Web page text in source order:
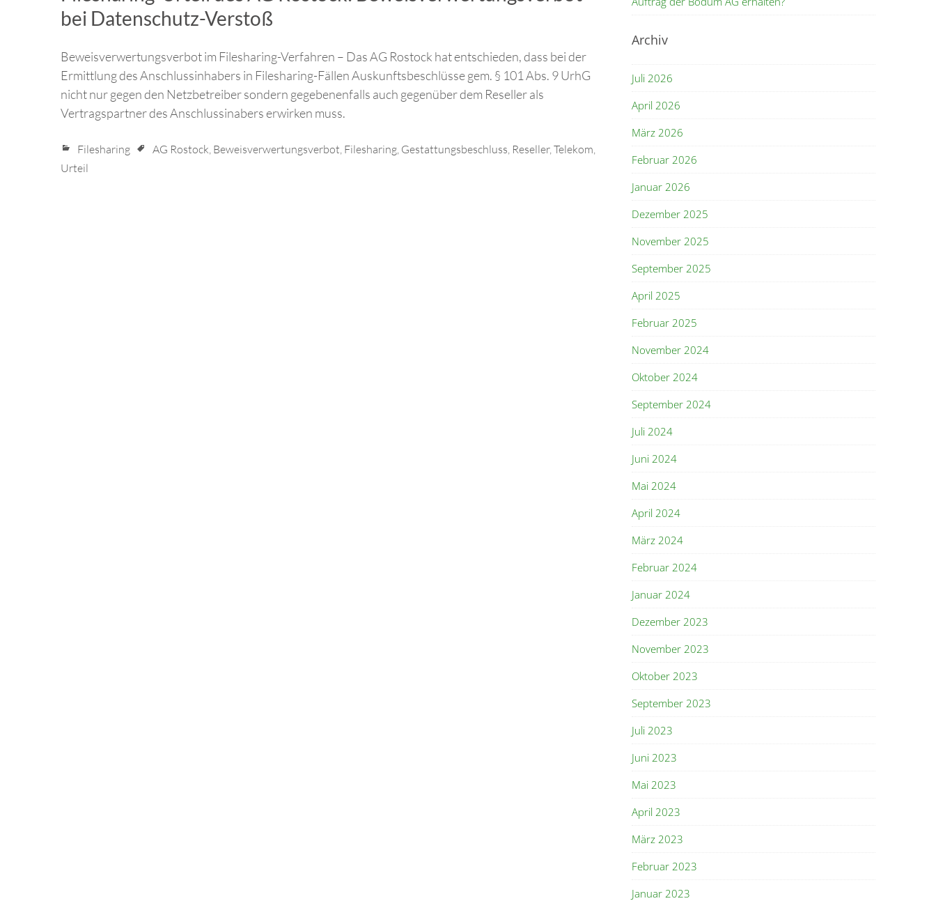
bei Datenschutz-Verstoß
Beweisverwertungsverbot im Filesharing-Verfahren – Das AG Rostock hat entschieden, dass bei der
Ermittlung des Anschlussinhabers in Filesharing-Fällen Auskunftsbeschlüsse gem. § 101 Abs. 9 UrhG
nicht nur gegen den Netzbetreiber sondern gegebenenfalls auch gegenüber dem Reseller als
Vertragspartner des Anschlussinabers erwirken muss.
Filesharing AG Rostock Beweisverwertungsverbot Filesharing Gestattungsbeschluss Reseller, Telekom
Urteil
Archiv
Juli 2026
April 2026
März 2026
Februar 2026
Januar 2026
Dezember 2025
November 2025
September 2025
April 2025
Februar 2025
November 2024
Oktober 2024
September 2024
Juli 2024
Juni 2024
Mai 2024
April 2024
März 2024
Februar 2024
Januar 2024
Dezember 2023
November 2023
Oktober 2023
September 2023
Juli 2023
Juni 2023
Mai 2023
April 2023
März 2023
Februar 2023
Januar 2023